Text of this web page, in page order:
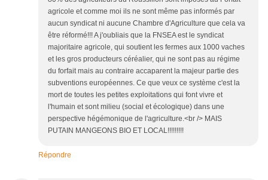
agricole et comme moi ils ne sont même pas informés par
aucun syndicat ni aucune Chambre d'Agriculture que cela va
être réformé!!! A j'oubliais que la FNSEA est le syndicat
majoritaire agricole, qui soutient les fermes aux 1000 vaches
et les gros producteurs céréalier, qui ne sont pas au régime
du forfait mais au contraire accaparent la majeur partie des
subventions européennes. Ce que veux ce système c'est la
mort de toutes les petites exploitations qui font vivre et
l'humain et sont milieu (social et écologique) dans une
perspective hégémonique de l'agriculture.<br /> MAIS
PUTAIN MANGEONS BIO ET LOCAL!!!!!!!!!
Répondre